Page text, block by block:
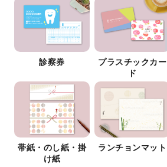
診察券
プラスチックカー
ド
帯紙・のし紙・掛
け紙
ランチョンマット